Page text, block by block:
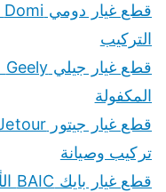
التركيب
المكفولة
تركيب وصيانة